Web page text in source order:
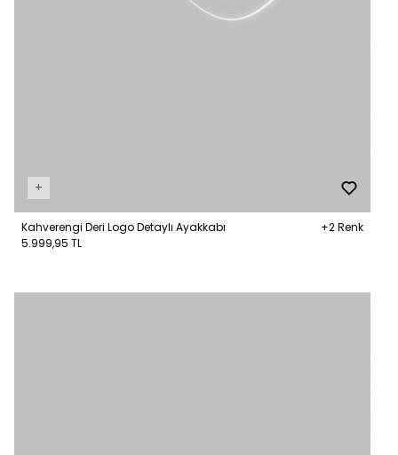
+
Kahverengi Deri Logo Detaylı Ayakkabı
+2 Renk
5.999,95 TL